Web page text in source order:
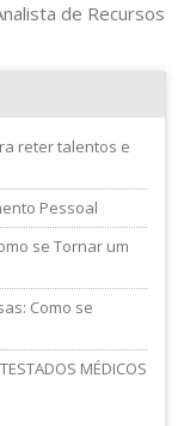
de Recursos
reter talentos e
Pessoal
se Tornar um
Como se
MÉDICOS